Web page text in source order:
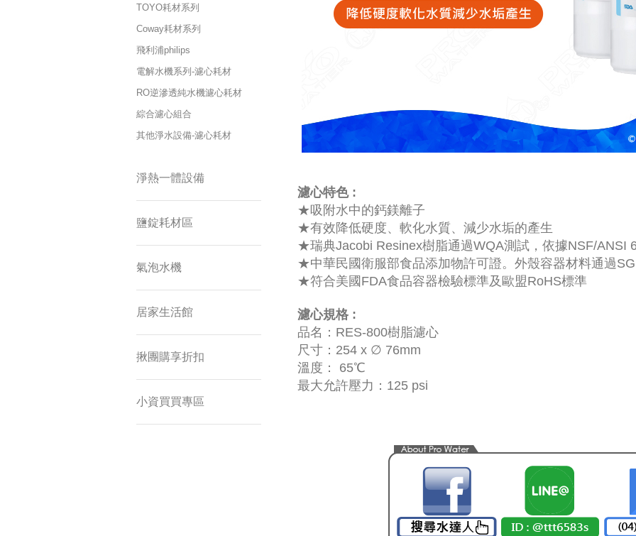
TOYO耗材系列
Coway耗材系列
飛利浦philips
電解水機系列-濾心耗材
RO逆滲透純水機濾心耗材
綜合濾心組合
其他淨水設備-濾心耗材
淨熱一體設備
鹽錠耗材區
氣泡水機
居家生活館
揪團購享折扣
小資買買專區
濾心特色 :
★吸附水中的鈣鎂離子
★有效降低硬度、軟化水質、減少水垢的產生
★瑞典Jacobi Resinex樹脂通過WQA測試，依據NSF/ANSI
★中華民國衛服部食品添加物許可證。外殼容器材料通過
★符合美國FDA食品容器檢驗標準及歐盟RoHS標準
濾心規格 :
品名：RES-800樹脂濾心
尺寸：254 x ∅ 76mm
溫度： 65℃
最大允許壓力：125 psi